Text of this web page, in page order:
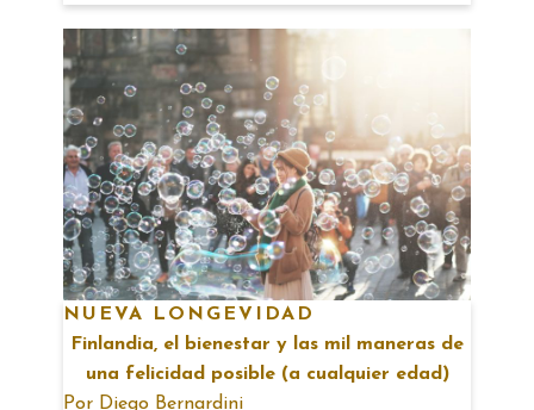
NUEVA LONGEVIDAD
Finlandia, el bienestar y las mil maneras de
una felicidad posible (a cualquier edad)
Por Diego Bernardini